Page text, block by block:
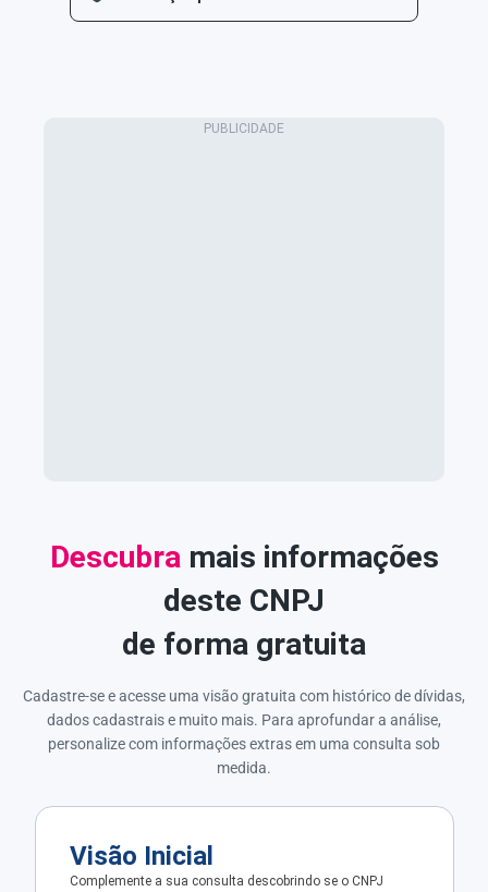
Descubra mais informações
deste CNPJ
de forma gratuita
Cadastre-se e acesse uma visão gratuita com histórico de dívidas,
dados cadastrais e muito mais. Para aprofundar a análise,
personalize com informações extras em uma consulta sob
medida.
Visão Inicial
Complemente a sua consulta descobrindo se o CNPJ